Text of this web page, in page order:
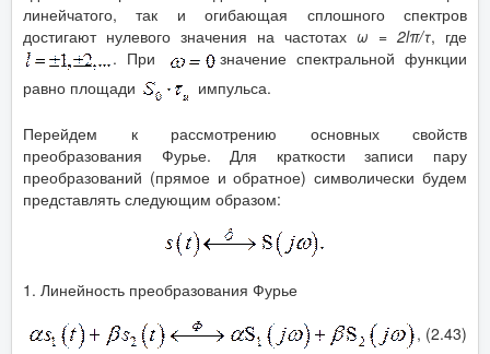
линейчатого, так и огибающая сплошного спектров
достигают нулевого значения на частотах ω = 2lπ/τ, где
. При
значение спектральной функции
равно площади
импульса.
Перейдем к рассмотрению основных свойств
преобразования Фурье. Для краткости записи пару
преобразований (прямое и обратное) символически будем
представлять следующим образом:
1. Линейность преобразования Фурье
, (2.43)